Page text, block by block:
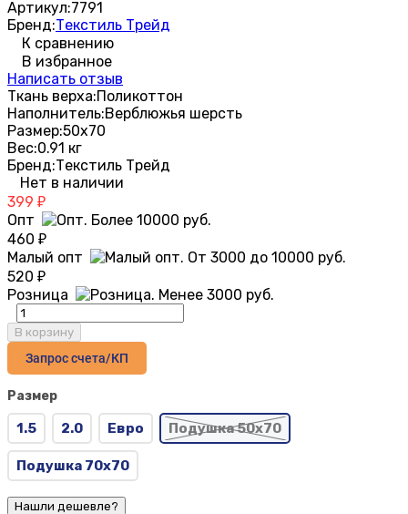
Артикул:7791
Бренд:Текстиль Трейд
К сравнению
В избранное
Написать отзыв
Ткань верха:Поликоттон
Наполнитель:Верблюжья шерсть
Размер:50х70
Вес:0.91 кг
Бренд:Текстиль Трейд
Нет в наличии
399 ₽
Опт
460 ₽
Малый опт
520 ₽
Розница
В корзину
Запрос счета/КП
Размер
1.5 2.0 Евро Подушка 50х70
Подушка 70х70